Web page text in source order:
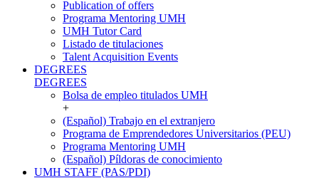
Publication of offers
Programa Mentoring UMH
UMH Tutor Card
Listado de titulaciones
Talent Acquisition Events
DEGREES
DEGREES
Bolsa de empleo titulados UMH
+
(Español) Trabajo en el extranjero
Programa de Emprendedores Universitarios (PEU)
Programa Mentoring UMH
(Español) Píldoras de conocimiento
UMH STAFF (PAS/PDI)